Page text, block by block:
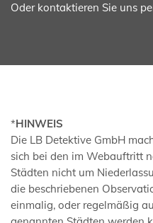
Oder kontaktieren Sie uns
*HINWEIS
Die LB Detektive GmbH
sich bei den im Webauftritt
Städten nicht um
die beschriebenen
einmalig, oder regelmäßig